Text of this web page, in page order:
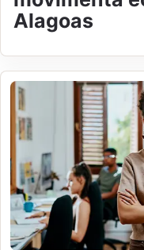
Alagoas